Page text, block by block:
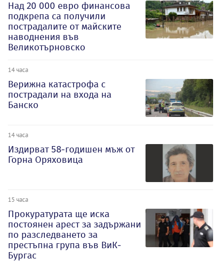
Над 20 000 евро финансова
подкрепа са получили
пострадалите от майските
наводнения във
Великотърновско
14 часа
Верижна катастрофа с
пострадали на входа на
Банско
14 часа
Издирват 58-годишен мъж от
Горна Оряховица
15 часа
Прокуратурата ще иска
постоянен арест за задържани
по разследването за
престъпна група във ВиК-
Бургас